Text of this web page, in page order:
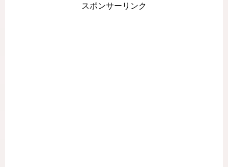
スポンサーリンク